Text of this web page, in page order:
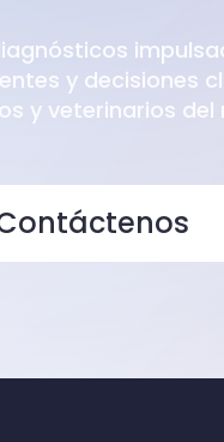
y decisiones
y veterinarios del